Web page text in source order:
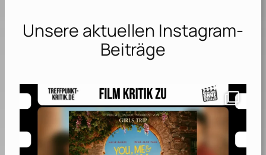
Unsere aktuellen Instagram-
Beiträge
tpkritik
@katcoiro|s um Romantik wie Humor gleichermaßen
Aug. 4
8 0